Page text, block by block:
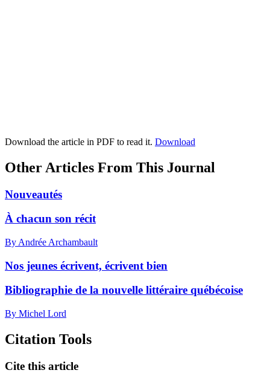
Download the article in PDF to read it. Download
Other Articles From This Journal
Nouveautés
À chacun son récit
By Andrée Archambault
Nos jeunes écrivent, écrivent bien
Bibliographie de la nouvelle littéraire québécoise
By Michel Lord
Citation Tools
Cite this article